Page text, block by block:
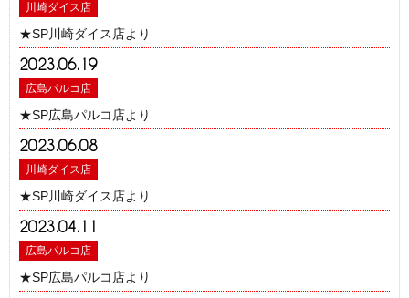
川崎ダイス店
★SP川崎ダイス店より
2023.06.19
広島パルコ店
★SP広島パルコ店より
2023.06.08
川崎ダイス店
★SP川崎ダイス店より
2023.04.11
広島パルコ店
★SP広島パルコ店より